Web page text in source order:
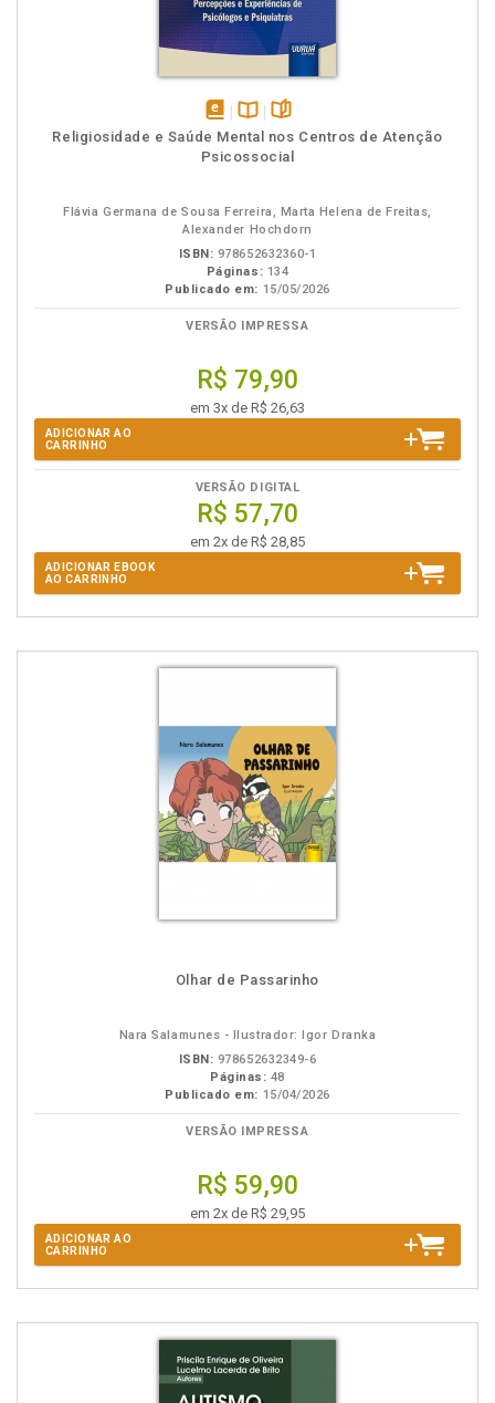
disponível
em
Disponível
na
páginas
Religiosidade e Saúde Mental nos Centros de Atenção
Psicossocial
Flávia Germana de Sousa Ferreira, Marta Helena de Freitas,
Alexander Hochdorn
ISBN: 978652632360-1
Páginas: 134
Publicado em: 15/05/2026
VERSÃO IMPRESSA
R$ 79,90
em 3x de R$ 26,63
ADICIONAR AO
CARRINHO
VERSÃO DIGITAL
R$ 57,70
em 2x de R$ 28,85
ADICIONAR EBOOK
AO CARRINHO
Olhar de Passarinho
Nara Salamunes - Ilustrador: Igor Dranka
ISBN: 978652632349-6
Páginas: 48
Publicado em: 15/04/2026
VERSÃO IMPRESSA
R$ 59,90
em 2x de R$ 29,95
ADICIONAR AO
CARRINHO